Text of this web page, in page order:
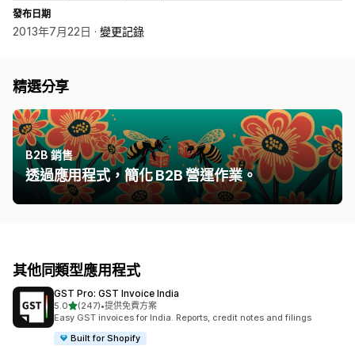
發布日期
2013年7月22日 · 變更記錄
精選分享
B2B 銷售
透過應用程式，簡化 B2B 營運作業。
其他同類型應用程式
GST Pro: GST Invoice India
5.0滿分 5 顆星
(247)
共有 247 則評價
•提供免費方案
Easy GST invoices for India. Reports, credit notes and filings
Built for Shopify